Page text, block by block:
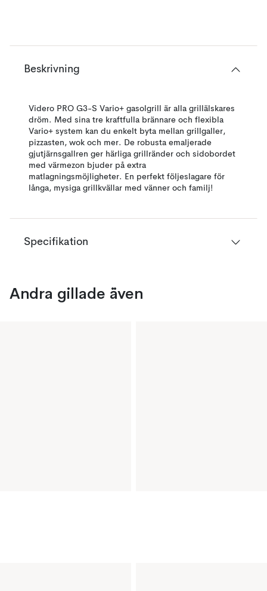
Beskrivning
Videro PRO G3-S Vario+ gasolgrill är alla grillälskares
dröm. Med sina tre kraftfulla brännare och flexibla
Vario+ system kan du enkelt byta mellan grillgaller,
pizzasten, wok och mer. De robusta emaljerade
gjutjärnsgallren ger härliga grillränder och sidobordet
med värmezon bjuder på extra
matlagningsmöjligheter. En perfekt följeslagare för
långa, mysiga grillkvällar med vänner och familj!
Specifikation
Andra gillade även